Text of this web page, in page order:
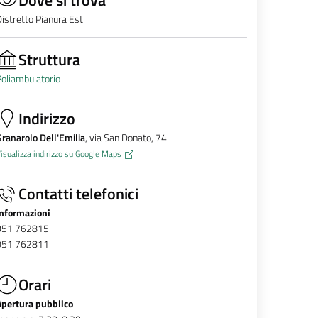
Pianura Est
Struttura
Indirizzo
Dell'Emilia, via San Donato, 74
indirizzo su Google Maps
Contatti telefonici
762815
762811
Orari
pubblico